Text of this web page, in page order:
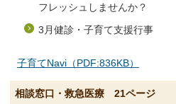
フレッシュしませんか？
3月健診・子育て支援行事
子育てNavi（PDF:836KB）
相談窓口・救急医療 21ページ